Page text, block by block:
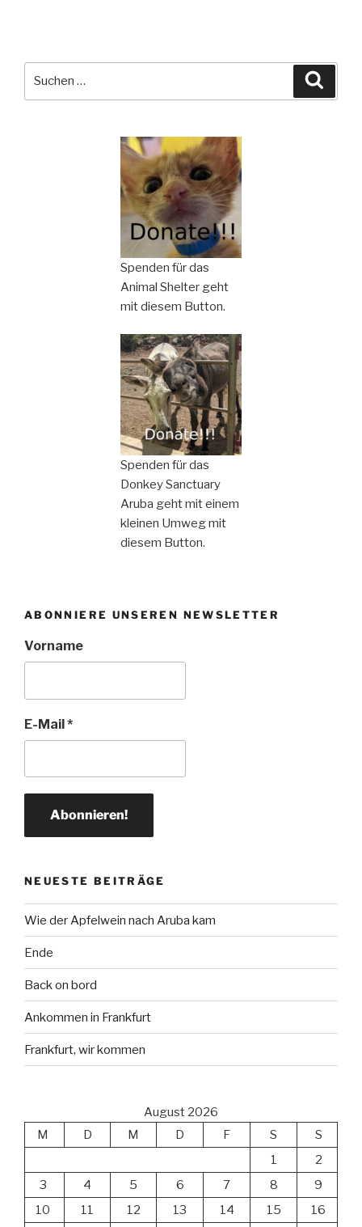
Spenden für das
Animal Shelter geht
mit diesem Button.
Spenden für das
Donkey Sanctuary
Aruba geht mit einem
kleinen Umweg mit
diesem Button.
ABONNIERE UNSEREN NEWSLETTER
Vorname
E-Mail*
NEUESTE BEITRÄGE
Wie der Apfelwein nach Aruba kam
Ende
Back on bord
Ankommen in Frankfurt
Frankfurt, wir kommen
August 2026
M
D M D F S
S
1
2
3
4 5 6 7 8
9
10
11 12 13 14 15
16